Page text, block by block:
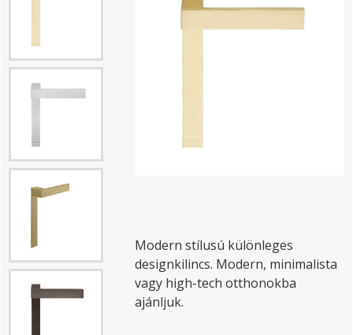
Modern stílusú különleges
designkilincs. Modern, minimalista
vagy high-tech otthonokba
ajánljuk.